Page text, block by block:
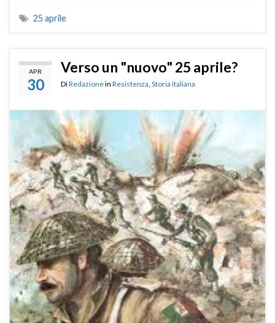
25 aprile
APR
30
Verso un "nuovo" 25 aprile?
DiRedazionein Resistenza, Storia italiana